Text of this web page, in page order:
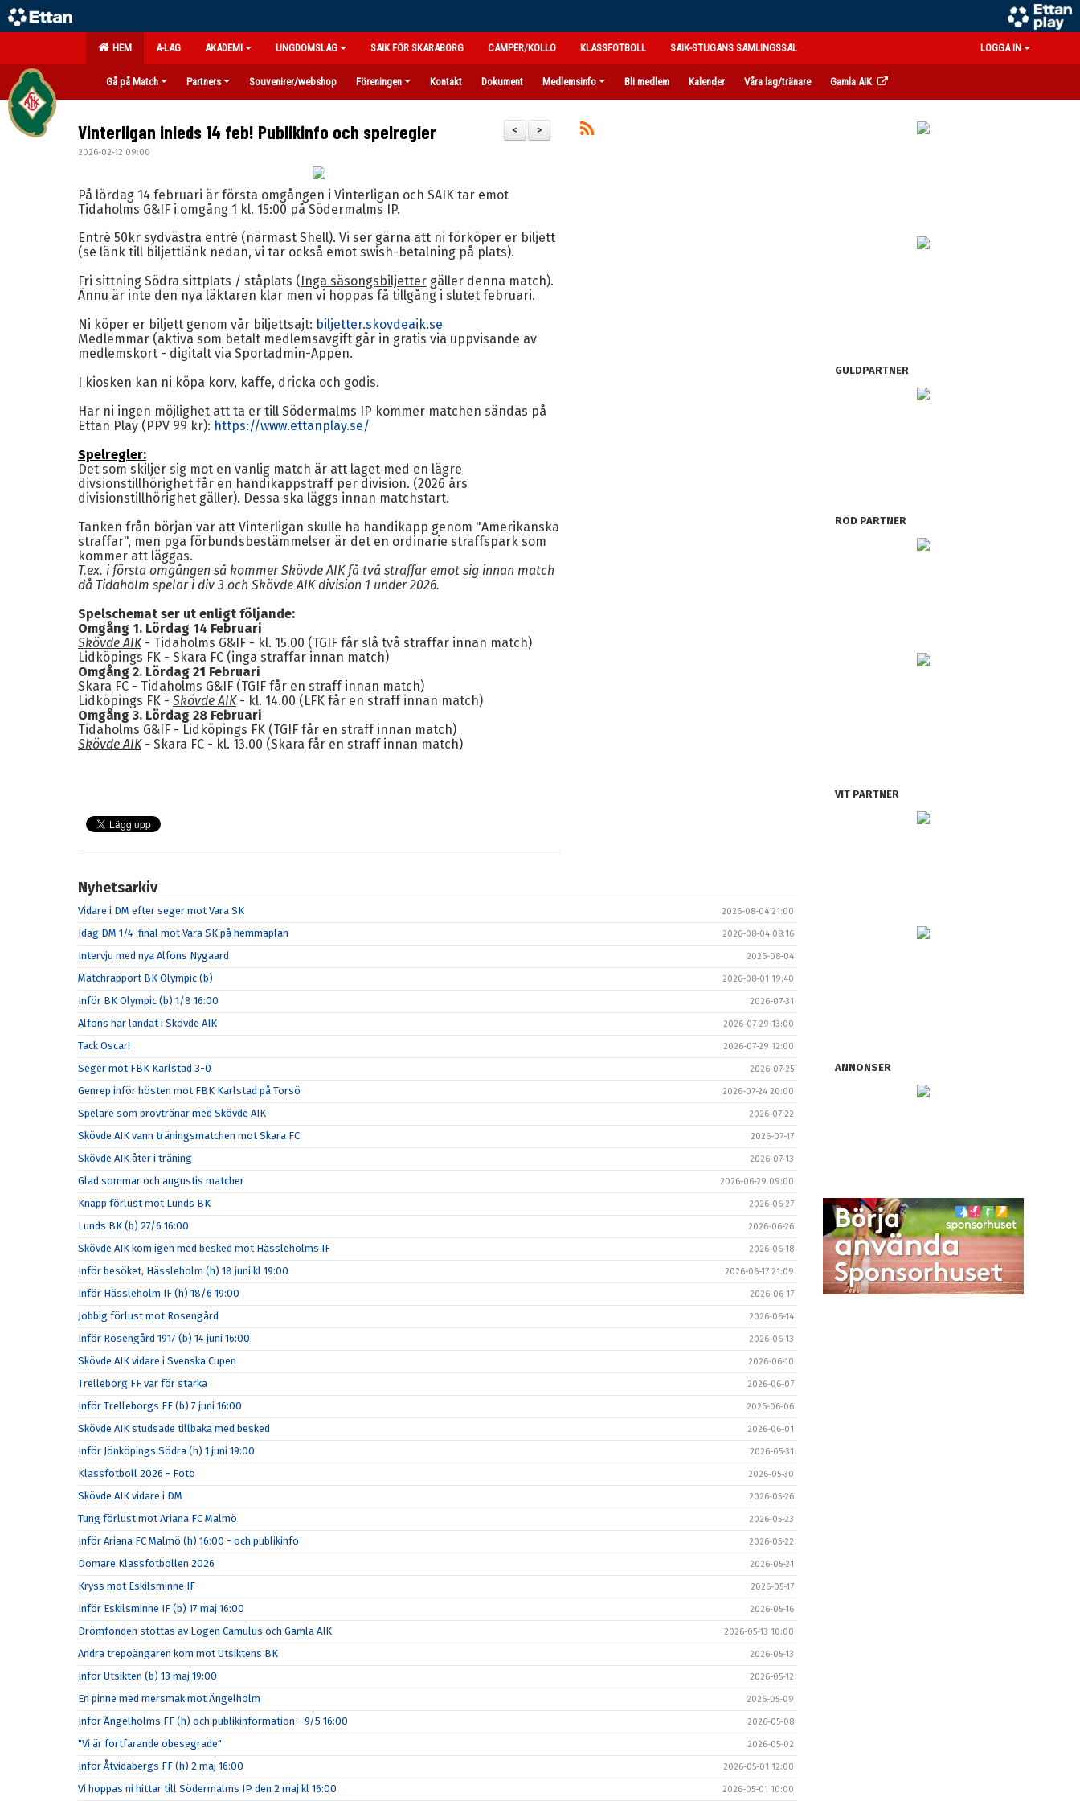
HEM A-LAG AKADEMI UNGDOMSLAG SAIK FÖR SKARABORG CAMPER/KOLLO KLASSFOTBOLL SAIK-STUGANS SAMLINGSSAL LOGGA IN
Gå på Match Partners Souvenirer/webshop Föreningen Kontakt Dokument Medlemsinfo Bli medlem Kalender Våra lag/tränare Gamla AIK
>
<
Vinterligan inleds 14 feb! Publikinfo och spelregler
2026-02-12 09:00
På lördag 14 februari är första omgången i Vinterligan och SAIK tar emot
Tidaholms G&IF i omgång 1 kl. 15:00 på Södermalms IP.
Entré 50kr sydvästra entré (närmast Shell). Vi ser gärna att ni förköper er biljett
(se länk till biljettlänk nedan, vi tar också emot swish-betalning på plats).
Fri sittning Södra sittplats / ståplats (Inga säsongsbiljetter gäller denna match).
Ännu är inte den nya läktaren klar men vi hoppas få tillgång i slutet februari.
Ni köper er biljett genom vår biljettsajt: biljetter.skovdeaik.se
Medlemmar (aktiva som betalt medlemsavgift går in gratis via uppvisande av
medlemskort - digitalt via Sportadmin-Appen.
I kiosken kan ni köpa korv, kaffe, dricka och godis.
Har ni ingen möjlighet att ta er till Södermalms IP kommer matchen sändas på
Ettan Play (PPV 99 kr): https://www.ettanplay.se/
Spelregler:
Det som skiljer sig mot en vanlig match är att laget med en lägre
divsionstillhörighet får en handikappstraff per division. (2026 års
divisionstillhörighet gäller). Dessa ska läggs innan matchstart.
Tanken från början var att Vinterligan skulle ha handikapp genom "Amerikanska
straffar", men pga förbundsbestämmelser är det en ordinarie straffspark som
kommer att läggas.
T.ex. i första omgången så kommer Skövde AIK få två straffar emot sig innan match
då Tidaholm spelar i div 3 och Skövde AIK division 1 under 2026.
Spelschemat ser ut enligt följande:
Omgång 1. Lördag 14 Februari
Skövde AIK- Tidaholms G&IF - kl. 15.00 (TGIF får slå två straffar innan match)
Lidköpings FK - Skara FC (inga straffar innan match)
Omgång 2. Lördag 21 Februari
Skara FC - Tidaholms G&IF (TGIF får en straff innan match)
Lidköpings FK - Skövde AIK- kl. 14.00 (LFK får en straff innan match)
Omgång 3. Lördag 28 Februari
Tidaholms G&IF - Lidköpings FK (TGIF får en straff innan match)
Skövde AIK- Skara FC - kl. 13.00 (Skara får en straff innan match)
Nyhetsarkiv
Vidare i DM efter seger mot Vara SK 2026-08-04 21:00
Idag DM 1/4-final mot Vara SK på hemmaplan 2026-08-04 08:16
Intervju med nya Alfons Nygaard 2026-08-04
Matchrapport BK Olympic (b) 2026-08-01 19:40
Inför BK Olympic (b) 1/8 16:00 2026-07-31
Alfons har landat i Skövde AIK 2026-07-29 13:00
Tack Oscar! 2026-07-29 12:00
Seger mot FBK Karlstad 3-0 2026-07-25
Genrep inför hösten mot FBK Karlstad på Torsö 2026-07-24 20:00
Spelare som provtränar med Skövde AIK 2026-07-22
Skövde AIK vann träningsmatchen mot Skara FC 2026-07-17
Skövde AIK åter i träning 2026-07-13
Glad sommar och augustis matcher 2026-06-29 09:00
Knapp förlust mot Lunds BK 2026-06-27
Lunds BK (b) 27/6 16:00 2026-06-26
Skövde AIK kom igen med besked mot Hässleholms IF 2026-06-18
Inför besöket, Hässleholm (h) 18 juni kl 19:00 2026-06-17 21:09
Inför Hässleholm IF (h) 18/6 19:00 2026-06-17
Jobbig förlust mot Rosengård 2026-06-14
Inför Rosengård 1917 (b) 14 juni 16:00 2026-06-13
Skövde AIK vidare i Svenska Cupen 2026-06-10
Trelleborg FF var för starka 2026-06-07
Inför Trelleborgs FF (b) 7 juni 16:00 2026-06-06
Skövde AIK studsade tillbaka med besked 2026-06-01
Inför Jönköpings Södra (h) 1 juni 19:00 2026-05-31
Klassfotboll 2026 - Foto 2026-05-30
Skövde AIK vidare i DM 2026-05-26
Tung förlust mot Ariana FC Malmö 2026-05-23
Inför Ariana FC Malmö (h) 16:00 - och publikinfo 2026-05-22
Domare Klassfotbollen 2026 2026-05-21
Kryss mot Eskilsminne IF 2026-05-17
Inför Eskilsminne IF (b) 17 maj 16:00 2026-05-16
Drömfonden stöttas av Logen Camulus och Gamla AIK 2026-05-13 10:00
Andra trepoängaren kom mot Utsiktens BK 2026-05-13
Inför Utsikten (b) 13 maj 19:00 2026-05-12
En pinne med mersmak mot Ängelholm 2026-05-09
Inför Ängelholms FF (h) och publikinformation - 9/5 16:00 2026-05-08
"Vi är fortfarande obesegrade" 2026-05-02
Inför Åtvidabergs FF (h) 2 maj 16:00 2026-05-01 12:00
Vi hoppas ni hittar till Södermalms IP den 2 maj kl 16:00 2026-05-01 10:00
GULDPARTNER
RÖD PARTNER
VIT PARTNER
ANNONSER